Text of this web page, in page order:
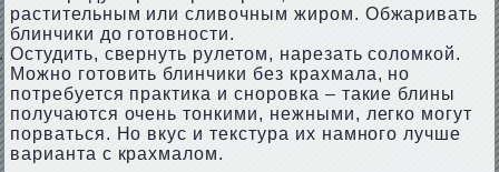
растительным или сливочным жиром. Обжаривать
блинчики до готовности.
Остудить, свернуть рулетом, нарезать соломкой.
Можно готовить блинчики без крахмала, но
потребуется практика и сноровка – такие блины
получаются очень тонкими, нежными, легко могут
порваться. Но вкус и текстура их намного лучше
варианта с крахмалом.